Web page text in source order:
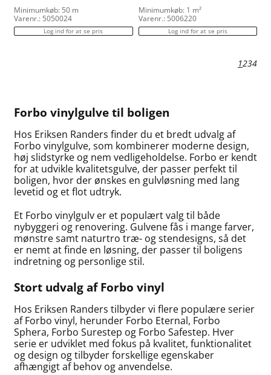
Minimumkøb: 50 m
Varenr.: 5050024
Log ind for at se pris
Minimumkøb: 1 m²
Varenr.: 5006220
Log ind for at se pris
1234
Forbo vinylgulve til boligen
Hos Eriksen Randers finder du et bredt udvalg af
Forbo vinylgulve, som kombinerer moderne design,
høj slidstyrke og nem vedligeholdelse. Forbo er kendt
for at udvikle kvalitetsgulve, der passer perfekt til
boligen, hvor der ønskes en gulvløsning med lang
levetid og et flot udtryk.
Et Forbo vinylgulv er et populært valg til både
nybyggeri og renovering. Gulvene fås i mange farver,
mønstre samt naturtro træ- og stendesigns, så det
er nemt at finde en løsning, der passer til boligens
indretning og personlige stil.
Stort udvalg af Forbo vinyl
Hos Eriksen Randers tilbyder vi flere populære serier
af Forbo vinyl, herunder Forbo Eternal, Forbo
Sphera, Forbo Surestep og Forbo Safestep. Hver
serie er udviklet med fokus på kvalitet, funktionalitet
og design og tilbyder forskellige egenskaber
afhængigt af behov og anvendelse.